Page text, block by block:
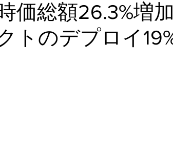
パート
価総額26.3%増
トのデプロイ